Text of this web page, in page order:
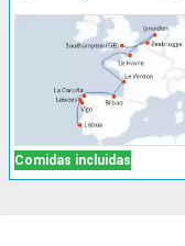
Comidas incluidas